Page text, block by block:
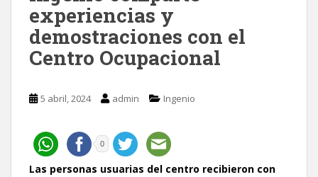
experiencias y
demostraciones con el
Centro Ocupacional
5 abril, 2024 admin Ingenio
0
Las personas usuarias del centro recibieron con